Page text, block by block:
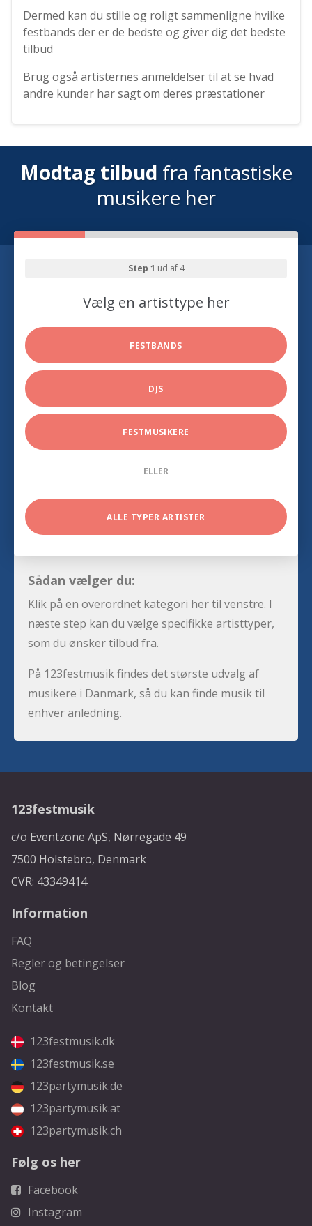
Dermed kan du stille og roligt sammenligne hvilke
festbands der er de bedste og giver dig det bedste
tilbud
Brug også artisternes anmeldelser til at se hvad
andre kunder har sagt om deres præstationer
Modtag tilbud fra fantastiske
musikere her
Step 1 ud af 4
Vælg en artisttype her
FESTBANDS
DJS
FESTMUSIKERE
ELLER
ALLE TYPER ARTISTER
Sådan vælger du:
Klik på en overordnet kategori her til venstre. I
næste step kan du vælge specifikke artisttyper,
som du ønsker tilbud fra.
På 123festmusik findes det største udvalg af
musikere i Danmark, så du kan finde musik til
enhver anledning.
123festmusik
c/o Eventzone ApS, Nørregade 49
7500 Holstebro, Denmark
CVR: 43349414
Information
FAQ
Regler og betingelser
Blog
Kontakt
123festmusik.dk
123festmusik.se
123partymusik.de
123partymusik.at
123partymusik.ch
Følg os her
Facebook
Instagram